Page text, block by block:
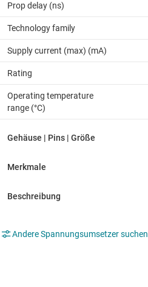
Prop delay (ns)
Technology family
Supply current (max) (mA)
Rating
Operating temperature
range (°C)
Andere Spannungsumsetzer suchen